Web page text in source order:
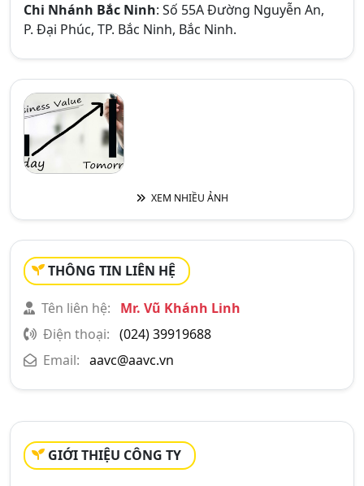
Chi Nhánh Bắc Ninh: Số 55A Đường Nguyễn An,
P. Đại Phúc, TP. Bắc Ninh, Bắc Ninh.
XEM NHIỀU ẢNH
THÔNG TIN LIÊN HỆ
Tên liên hệ:
Mr. Vũ Khánh Linh
Điện thoại: (024) 39919688
Email: aavc@aavc.vn
GIỚI THIỆU CÔNG TY